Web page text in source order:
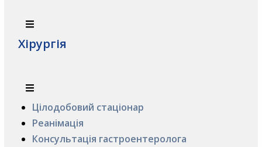
Хірургія
Цілодобовий стаціонар
Реанімація
Консультація гастроентеролога